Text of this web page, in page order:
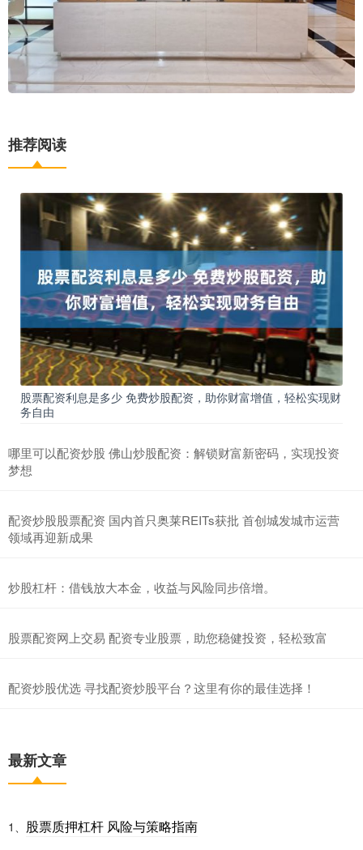
推荐阅读
股票配资利息是多少 免费炒股配资，助你财富增值，轻松实现财
务自由
哪里可以配资炒股 佛山炒股配资：解锁财富新密码，实现投资
梦想
配资炒股股票配资 国内首只奥莱REITs获批 首创城发城市运营
领域再迎新成果
炒股杠杆：借钱放大本金，收益与风险同步倍增。
股票配资网上交易 配资专业股票，助您稳健投资，轻松致富
配资炒股优选 寻找配资炒股平台？这里有你的最佳选择！
最新文章
1、 股票质押杠杆 风险与策略指南